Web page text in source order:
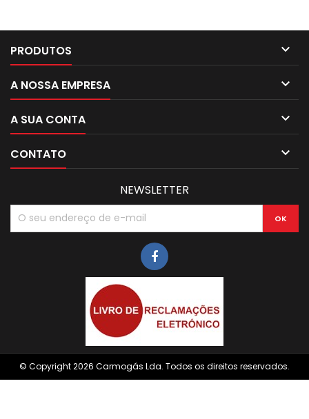
PRODUTOS 
A NOSSA EMPRESA 
A SUA CONTA 
CONTATO 
NEWSLETTER
© Copyright 2026 Carmogás Lda. Todos os direitos reservados.